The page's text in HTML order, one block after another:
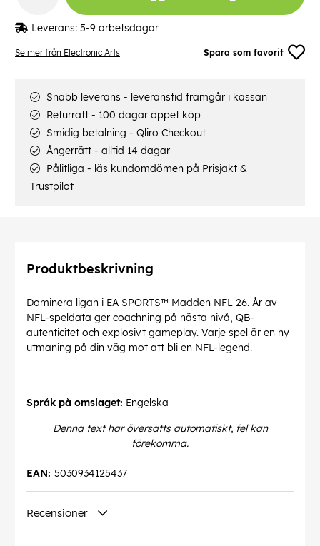
Se mer från Electronic Arts Spara som favorit
Leverans: 5-9 arbetsdagar
Snabb leverans - leveranstid framgår i kassan
Returrätt - 100 dagar öppet köp
Smidig betalning - Qliro Checkout
Ångerrätt - alltid 14 dagar
Pålitliga - läs kundomdömen på Prisjakt &
Trustpilot
Produktbeskrivning
Dominera ligan i EA SPORTS™ Madden NFL 26. År av
NFL-speldata ger coachning på nästa nivå, QB-
autenticitet och explosivt gameplay. Varje spel är en ny
utmaning på din väg mot att bli en NFL-legend.
Språk på omslaget: Engelska
Denna text har översatts automatiskt, fel kan
förekomma.
5030934125437
EAN:
Recensioner